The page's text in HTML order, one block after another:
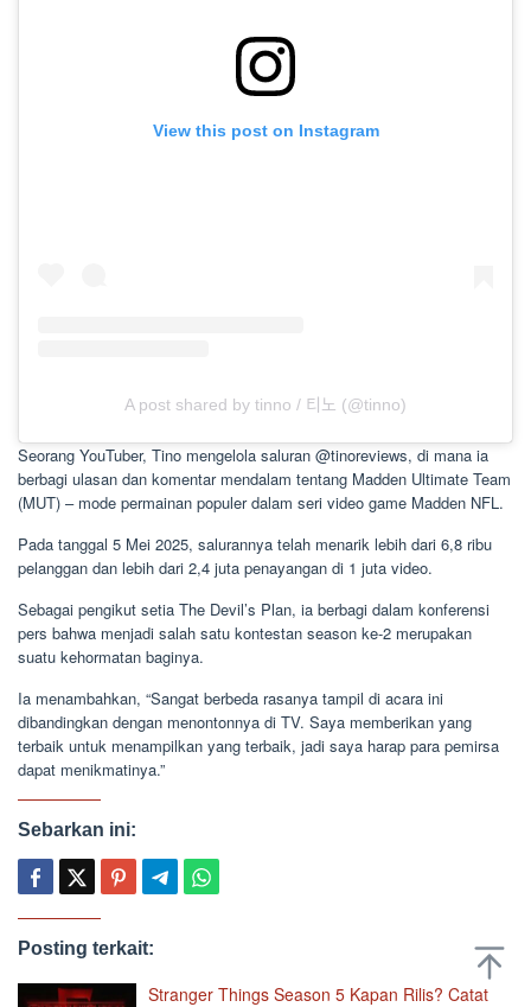
View this post on Instagram
A post shared by tinno / 티노 (@tinno)
Seorang YouTuber, Tino mengelola saluran @tinoreviews, di mana ia
berbagi ulasan dan komentar mendalam tentang Madden Ultimate Team
(MUT) – mode permainan populer dalam seri video game Madden NFL.
Pada tanggal 5 Mei 2025, salurannya telah menarik lebih dari 6,8 ribu
pelanggan dan lebih dari 2,4 juta penayangan di 1 juta video.
Sebagai pengikut setia The Devil’s Plan, ia berbagi dalam konferensi
pers bahwa menjadi salah satu kontestan season ke-2 merupakan
suatu kehormatan baginya.
Ia menambahkan, “Sangat berbeda rasanya tampil di acara ini
dibandingkan dengan menontonnya di TV. Saya memberikan yang
terbaik untuk menampilkan yang terbaik, jadi saya harap para pemirsa
dapat menikmatinya.”
Sebarkan ini:
Posting terkait:
Stranger Things Season 5 Kapan Rilis? Catat